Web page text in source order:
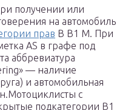
получении или
на автомобиль
прав B B1 M. При
AS в графе под
аббревиатура
— наличие
и автомобильная
с
подкатегории B1